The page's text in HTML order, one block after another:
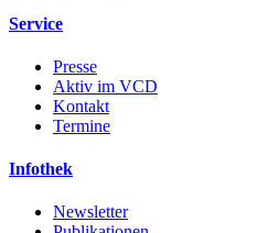
Service
Presse
Aktiv im VCD
Kontakt
Termine
Infothek
Newsletter